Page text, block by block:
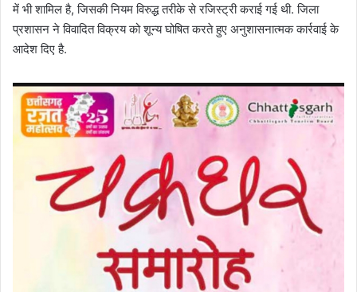
में भी शामिल है, जिसकी नियम विरुद्ध तरीके से रजिस्ट्री कराई गई थी. जिला
प्रशासन ने विवादित विक्रय को शून्य घोषित करते हुए अनुशासनात्मक कार्रवाई के
आदेश दिए है.